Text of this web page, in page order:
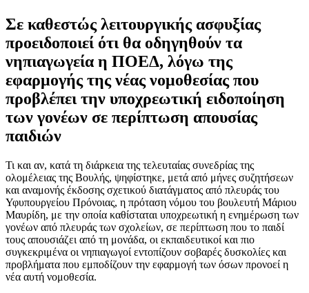
Σε καθεστώς λειτουργικής ασφυξίας
προειδοποιεί ότι θα οδηγηθούν τα
νηπιαγωγεία η ΠΟΕΔ, λόγω της
εφαρμογής της νέας νομοθεσίας που
προβλέπει την υποχρεωτική ειδοποίηση
των γονέων σε περίπτωση απουσίας
παιδιών
Τι και αν, κατά τη διάρκεια της τελευταίας συνεδρίας της
ολομέλειας της Βουλής, ψηφίστηκε, μετά από μήνες συζητήσεων
και αναμονής έκδοσης σχετικού διατάγματος από πλευράς του
Υφυπουργείου Πρόνοιας, η πρόταση νόμου του βουλευτή Μάριου
Μαυρίδη, με την οποία καθίσταται υποχρεωτική η ενημέρωση των
γονέων από πλευράς των σχολείων, σε περίπτωση που το παιδί
τους απουσιάζει από τη μονάδα, οι εκπαιδευτικοί και πιο
συγκεκριμένα οι νηπιαγωγοί εντοπίζουν σοβαρές δυσκολίες και
προβλήματα που εμποδίζουν την εφαρμογή των όσων προνοεί η
νέα αυτή νομοθεσία.